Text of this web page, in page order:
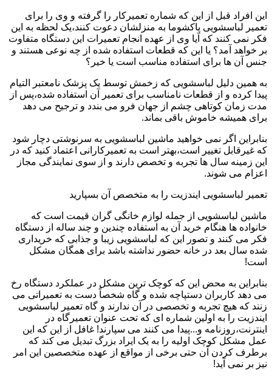
این افراد قبل از این که شماره تعمیرکار را گرفته و وی را برای
تعمیر لباسشویی پاکشوما به منزلشان دعوت کنند،یک لحظه به این
فکر نمی کنند که آیا وی از عهده انجام تعمیرات این دستگاه متفاوت
بر خواهد آمد؟ یا این که قطعات استفاده شده از چه نوعی هستند و
جنس آن ها برای استفاده مناسب است یا خیر؟
به همین دلیل لباسشویی که زخمش توسط یک پزشک نامعتبر التیام
پیدا کرده و از قطعات نامناسب برای تعمیر آن استفاده شده،پس از
مدت زمان کوتاهی چشم از جهان فرو می بندد و ترجیح می دهد
برای همیشه خاموش باقی بماند.
بنابراین اگر نمی خواهید ماشین لباسشویی به سرنوشتی دچار شود
که غیرقابل تغییر است،بهتر است به تعمیرکارانی اعتماد کنید که در
این زمینه سال ها تجربه و تخصص دارند و از سوی نمایندگی مجاز
اعزام می شوند.
تعمیر لباسشویی ایندزیت را به متخصص آن بسپارید
ماشین لباسشویی از جمله لوازم خانگی گران قیمت است که
خانواده ها هنگام خرید آن به استفاده چندین و چند ساله از دستگاه
فکر می کنند و تصور این که لباسشویی زیبا و جذابی که خریداری
شده سال بعد در خانه حضور نداشته باشد برای همگان مشکل
است!
بنابراین به محض این که کوچک ترین مشکل در عملکرد دستگاه رخ
می دهد کاربران دستپاچه شده و گاه شخصاً دست به تعمیراتی می
زنند که هیچ تجربه و تخصصی در آن ندارند و گاه تعمیر لباسشویی
ایندزیت را به اولین شماره ای که تحت عنوان تعمیرگاه در
اینترنت،روزنامه و...پیدا می کنند می سپارند! غافل از این که این
عمل مشکل کوچک اولیه را به یک ایراد بزرگ تبدیل می کند که
برطرف کردن آن حتی برخی از مواقع از عهده متخصصین این امر
نیز بر نمی آید!